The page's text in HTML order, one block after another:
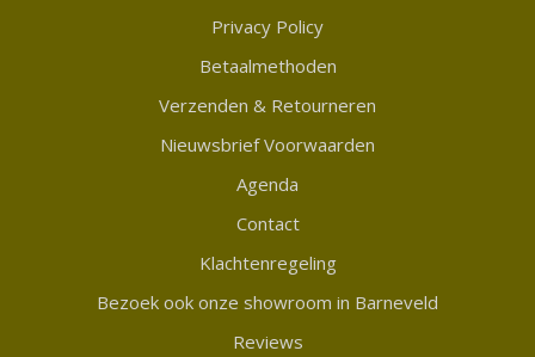
Privacy Policy
Betaalmethoden
Verzenden & Retourneren
Nieuwsbrief Voorwaarden
Agenda
Contact
Klachtenregeling
Bezoek ook onze showroom in Barneveld
Reviews